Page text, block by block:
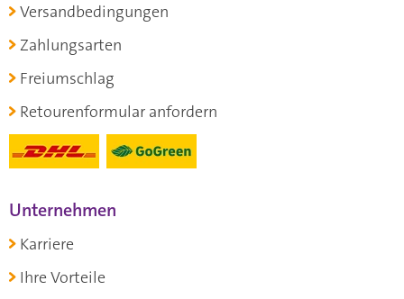
Versandbedingungen
Zahlungsarten
Freiumschlag
Retourenformular anfordern
Unternehmen
Karriere
Ihre Vorteile